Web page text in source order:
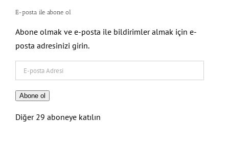
E-posta ile abone ol
Abone olmak ve e-posta ile bildirimler almak için e-
posta adresinizi girin.
posta
Adresi
Abone ol
Diğer 29 aboneye katılın